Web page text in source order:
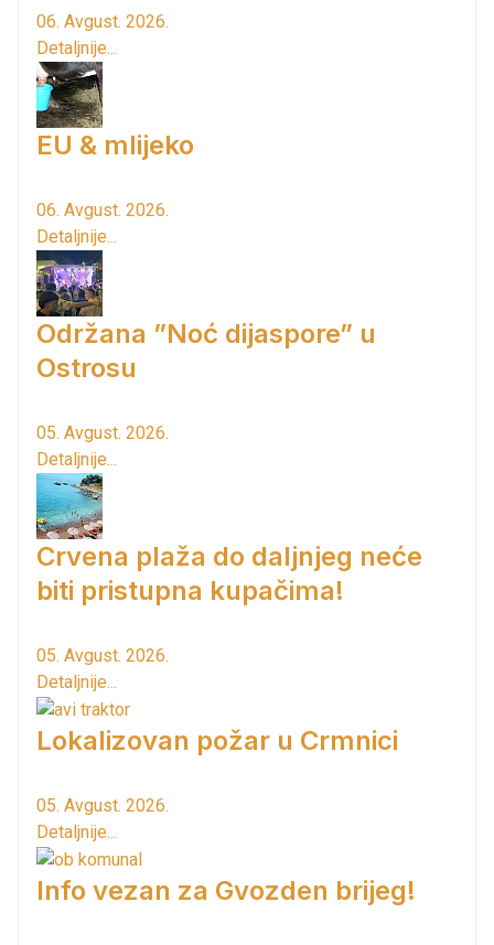
06. Avgust. 2026.
Detaljnije...
EU & mlijeko
06. Avgust. 2026.
Detaljnije...
Održana ”Noć dijaspore” u
Ostrosu
05. Avgust. 2026.
Detaljnije...
Crvena plaža do daljnjeg neće
biti pristupna kupačima!
05. Avgust. 2026.
Detaljnije...
Lokalizovan požar u Crmnici
05. Avgust. 2026.
Detaljnije...
Info vezan za Gvozden brijeg!